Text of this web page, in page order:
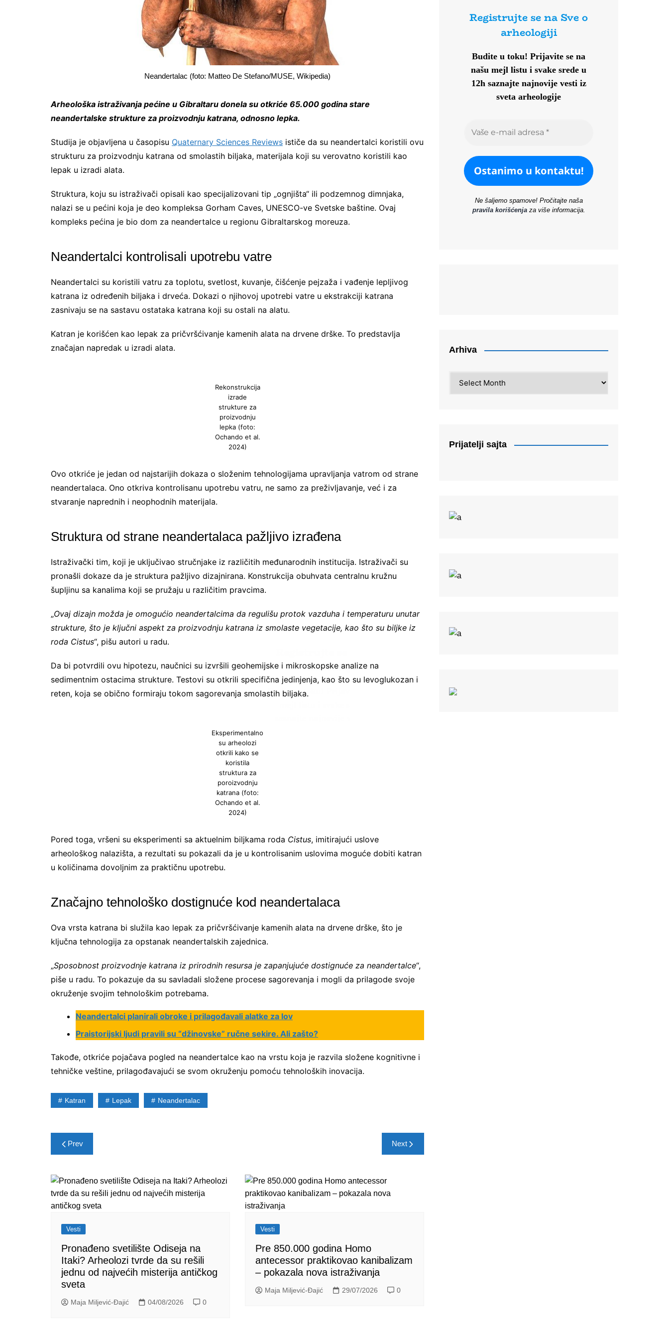
Neandertalac (foto: Matteo De Stefano/MUSE, Wikipedia)
Arheološka istraživanja pećine u Gibraltaru donela su otkriće 65.000 godina stare
neandertalske strukture za proizvodnju katrana, odnosno lepka.
Studija je objavljena u časopisu Quaternary Sciences Reviews ističe da su neandertalci koristili ovu
strukturu za proizvodnju katrana od smolastih biljaka, materijala koji su verovatno koristili kao
lepak u izradi alata.
Struktura, koju su istraživači opisali kao specijalizovani tip „ognjišta“ ili podzemnog dimnjaka,
nalazi se u pećini koja je deo kompleksa Gorham Caves, UNESCO-ve Svetske baštine. Ovaj
kompleks pećina je bio dom za neandertalce u regionu Gibraltarskog moreuza.
Neandertalci kontrolisali upotrebu vatre
Neandertalci su koristili vatru za toplotu, svetlost, kuvanje, čišćenje pejzaža i vađenje lepljivog
katrana iz određenih biljaka i drveća. Dokazi o njihovoj upotrebi vatre u ekstrakciji katrana
zasnivaju se na sastavu ostataka katrana koji su ostali na alatu.
Katran je korišćen kao lepak za pričvršćivanje kamenih alata na drvene drške. To predstavlja
značajan napredak u izradi alata.
Rekonstrukcija
izrade
strukture za
proizvodnju
lepka (foto:
Ochando et al.
2024)
Ovo otkriće je jedan od najstarijih dokaza o složenim tehnologijama upravljanja vatrom od strane
neandertalaca. Ono otkriva kontrolisanu upotrebu vatru, ne samo za preživljavanje, već i za
stvaranje naprednih i neophodnih materijala.
Struktura od strane neandertalaca pažljivo izrađena
Istraživački tim, koji je uključivao stručnjake iz različitih međunarodnih institucija. Istraživači su
pronašli dokaze da je struktura pažljivo dizajnirana. Konstrukcija obuhvata centralnu kružnu
šupljinu sa kanalima koji se pružaju u različitim pravcima.
„Ovaj dizajn možda je omogućio neandertalcima da regulišu protok vazduha i temperaturu unutar
strukture, što je ključni aspekt za proizvodnju katrana iz smolaste vegetacije, kao što su biljke iz
roda Cistus“, pišu autori u radu.
Da bi potvrdili ovu hipotezu, naučnici su izvršili geohemijske i mikroskopske analize na
sedimentnim ostacima strukture. Testovi su otkrili specifična jedinjenja, kao što su levoglukozan i
reten, koja se obično formiraju tokom sagorevanja smolastih biljaka.
Eksperimentalno
su arheolozi
otkrili kako se
koristila
struktura za
poroizvodnju
katrana (foto:
Ochando et al.
2024)
Pored toga, vršeni su eksperimenti sa aktuelnim biljkama roda Cistus, imitirajući uslove
arheološkog nalazišta, a rezultati su pokazali da je u kontrolisanim uslovima moguće dobiti katran
u količinama dovoljnim za praktičnu upotrebu.
Značajno tehnološko dostignuće kod neandertalaca
Ova vrsta katrana bi služila kao lepak za pričvršćivanje kamenih alata na drvene drške, što je
ključna tehnologija za opstanak neandertalskih zajednica.
„Sposobnost proizvodnje katrana iz prirodnih resursa je zapanjujuće dostignuće za neandertalce“,
piše u radu. To pokazuje da su savladali složene procese sagorevanja i mogli da prilagode svoje
okruženje svojim tehnološkim potrebama.
Neandertalci planirali obroke i prilagođavali alatke za lov
Praistorijski ljudi pravili su “džinovske” ručne sekire. Ali zašto?
Takođe, otkriće pojačava pogled na neandertalce kao na vrstu koja je razvila složene kognitivne i
tehničke veštine, prilagođavajući se svom okruženju pomoću tehnoloških inovacija.
Registrujte se na Sve o
Budite u toku!Prijavite se na našu
mejl listu i svake srede u 12h
Katran Lepak Neandertalac
Post
navigation
Prev Next
Vesti
Pronađeno svetilište Odiseja na
Itaki? Arheolozi tvrde da su rešili
jednu od najvećih misterija antičkog
sveta
Maja Miljević-Đajić 04/08/2026 0
Vesti
Pre 850.000 godina Homo
antecessor praktikovao kanibalizam
– pokazala nova istraživanja
Maja Miljević-Đajić 29/07/2026 0
Registrujte se na Sve o
arheologiji
Budite u toku! Prijavite se na
našu mejl listu i svake srede u
12h saznajte najnovije vesti iz
sveta arheologije
Ne šaljemo spamove! Pročitajte naša
pravila korišćenjaza više informacija.
Arhiva
Prijatelji sajta